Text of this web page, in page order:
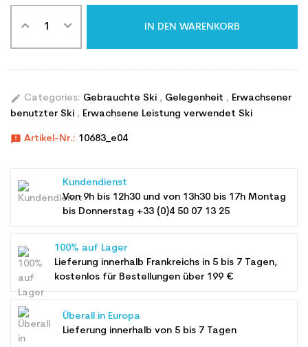
IN DEN WARENKORB
edit Categories: Gebrauchte Ski , Gelegenheit , Erwachsener
benutzter Ski , Erwachsene Leistung verwendet Ski
announcement Artikel-Nr.: 10683_e04
Kundendienst
Von 9h bis 12h30 und von 13h30 bis 17h Montag
bis Donnerstag +33 (0)4 50 07 13 25
100% auf Lager
Lieferung innerhalb Frankreichs in 5 bis 7 Tagen,
kostenlos für Bestellungen über 199 €
Überall in Europa
Lieferung innerhalb von 5 bis 7 Tagen